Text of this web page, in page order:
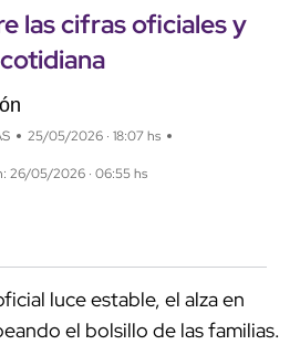
las cifras oficiales y
25/05/2026 · 18:07 hs
26/05/2026 · 06:55 hs
luce estable, el alza en
el bolsillo de las familias.